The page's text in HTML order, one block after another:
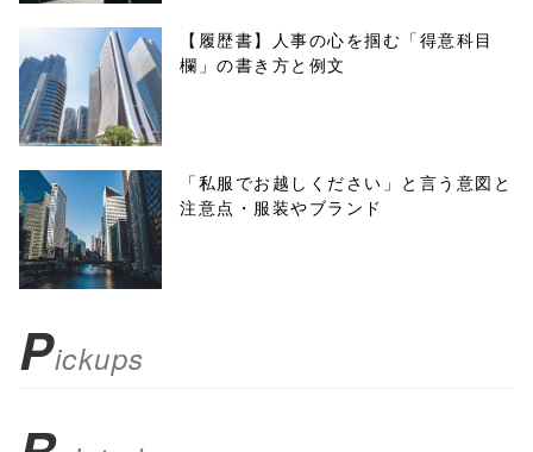
f, 'Gwindow',
'width=550,
height=450,
menubar=no,
toolbar=no,
scrollbars=yes'
false;"> シェア
【履歴書】人事の心を掴む「得意科目
欄」の書き方と例文
「私服でお越しください」と言う意図と
注意点・服装やブランド
Pickups